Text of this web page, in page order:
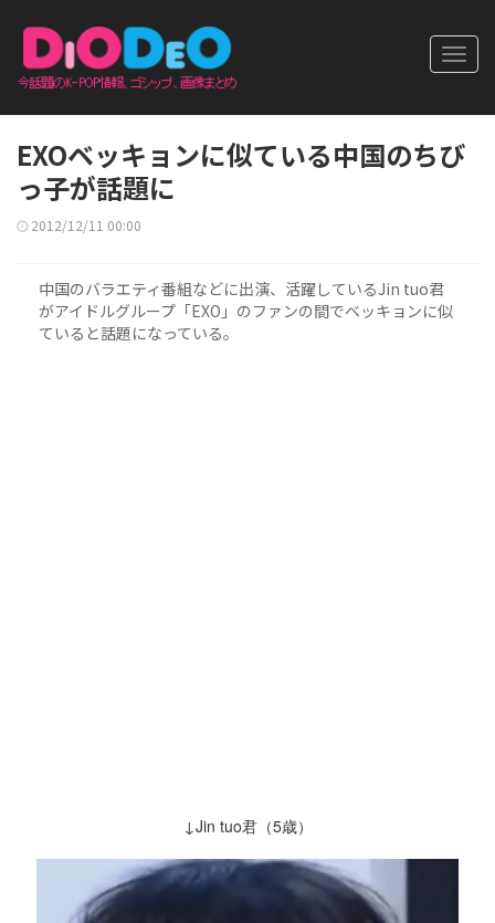
EXOベッキョンに似ている中国のちび
っ子が話題に
2012/12/11 00:00
中国のバラエティ番組などに出演、活躍しているJin tuo君
がアイドルグループ「EXO」のファンの間でベッキョンに似
ていると話題になっている。
↓Jin tuo君（5歳）